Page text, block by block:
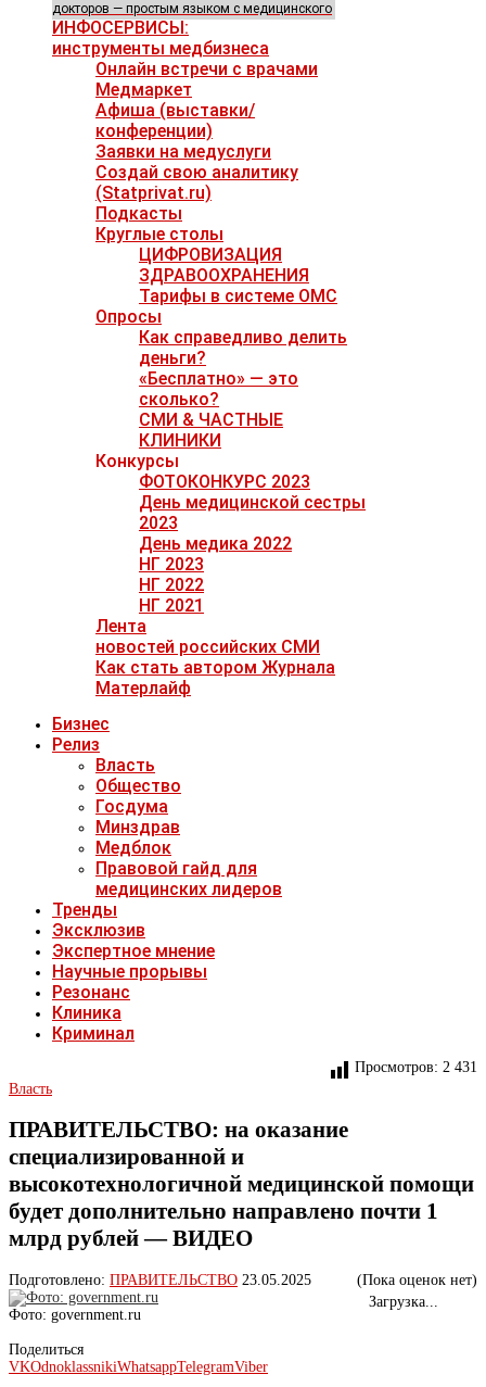
докторов — простым языком с медицинского
ИНФОСЕРВИСЫ:
инструменты медбизнеса
Онлайн встречи с врачами
Медмаркет
Афиша (выставки/
конференции)
Заявки на медуслуги
Создай свою аналитику
(Statprivat.ru)
Подкасты
Круглые столы
ЦИФРОВИЗАЦИЯ
ЗДРАВООХРАНЕНИЯ
Тарифы в системе ОМС
Опросы
Как справедливо делить
деньги?
«Бесплатно» — это
сколько?
СМИ & ЧАСТНЫЕ
КЛИНИКИ
Конкурсы
ФОТОКОНКУРС 2023
День медицинской сестры
2023
День медика 2022
НГ 2023
НГ 2022
НГ 2021
Лента
новостей российских СМИ
Как стать автором Журнала
Матерлайф
Бизнес
Релиз
Власть
Общество
Госдума
Минздрав
Медблок
Правовой гайд для
медицинских лидеров
Тренды
Эксклюзив
Экспертное мнение
Научные прорывы
Резонанс
Клиника
Криминал
Просмотров: 2 431
Власть
ПРАВИТЕЛЬСТВО: на оказание
специализированной и
высокотехнологичной медицинской помощи
будет дополнительно направлено почти 1
млрд рублей — ВИДЕО
Подготовлено: ПРАВИТЕЛЬСТВО 23.05.2025
(Пока оценок нет)
Загрузка...
Фото: government.ru
Поделиться
VKOdnoklassnikiWhatsappTelegramViber